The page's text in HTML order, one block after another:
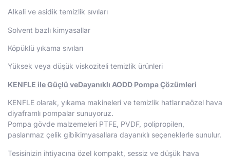
Alkali ve asidik temizlik sıvıları
Solvent bazlı kimyasallar
Köpüklü yıkama sıvıları
Yüksek veya düşük viskoziteli temizlik ürünleri
KENFLE ile Güçlü veDayanıklı AODD Pompa Çözümleri
KENFLE olarak, yıkama makineleri ve temizlik hatlarınaözel hava
diyaframlı pompalar sunuyoruz.
Pompa gövde malzemeleri PTFE, PVDF, polipropilen,
paslanmaz çelik gibikimyasallara dayanıklı seçeneklerle sunulur.
Tesisinizin ihtiyacına özel kompakt, sessiz ve düşük hava